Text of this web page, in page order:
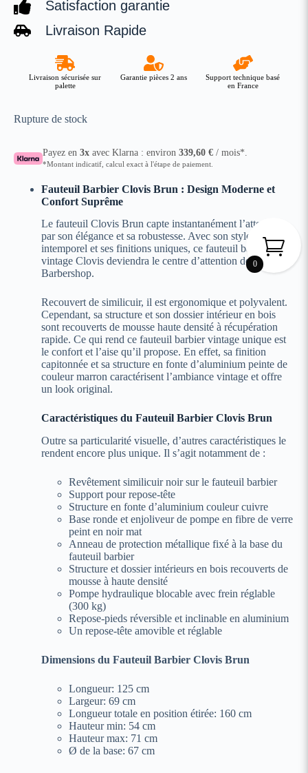
Satisfaction garantie
Livraison Rapide
Livraison sécurisée sur
palette
Garantie pièces 2 ans
Support technique basé
en France
Rupture de stock
Payez en3x avec Klarna : environ339,60€ / mois*.
*Montant indicatif, calcul exact à l'étape de paiement.
Fauteuil Barbier Clovis Brun : Design Moderne et
Confort Suprême
Le fauteuil Clovis Brun capte instantanément l’attention
par son élégance et sa robustesse. Avec son style
intemporel et ses finitions uniques, ce fauteuil barbier
vintage Clovis deviendra le centre d’attention de votre
Barbershop.
Recouvert de similicuir, il est ergonomique et polyvalent.
Cependant, sa structure et son dossier intérieur en bois
sont recouverts de mousse haute densité à récupération
rapide. Ce qui rend ce fauteuil barbier vintage unique est
le confort et l’aise qu’il propose. En effet, sa finition
capitonnée et sa structure en fonte d’aluminium peinte de
couleur marron caractérisent l’ambiance vintage et offre
un look original.
Caractéristiques du Fauteuil Barbier Clovis Brun
Outre sa particularité visuelle, d’autres caractéristiques le
rendent encore plus unique. Il s’agit notamment de :
Revêtement similicuir noir sur le fauteuil barbier
Support pour repose-tête
Structure en fonte d’aluminium couleur cuivre
Base ronde et enjoliveur de pompe en fibre de verre
peint en noir mat
Anneau de protection métallique fixé à la base du
fauteuil barbier
Structure et dossier intérieurs en bois recouverts de
mousse à haute densité
Pompe hydraulique blocable avec frein réglable
(300 kg)
Repose-pieds réversible et inclinable en aluminium
Un repose-tête amovible et réglable
Dimensions du Fauteuil Barbier Clovis Brun
Longueur: 125 cm
Largeur: 69 cm
Longueur totale en position étirée: 160 cm
Hauteur min: 54 cm
Hauteur max: 71 cm
Ø de la base: 67 cm
0